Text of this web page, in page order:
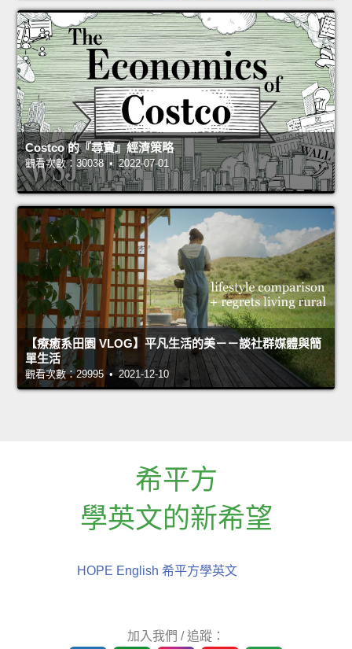
Costco 的『尋寶』經濟策略
觀看次數：30038 • 2022-07-01
【療癒系田園 VLOG】平凡生活的美－－談社群媒體與簡
單生活
觀看次數：29995 • 2021-12-10
希平方
學英文的新希望
HOPE English 希平方學英文
加入我們 / 追蹤：